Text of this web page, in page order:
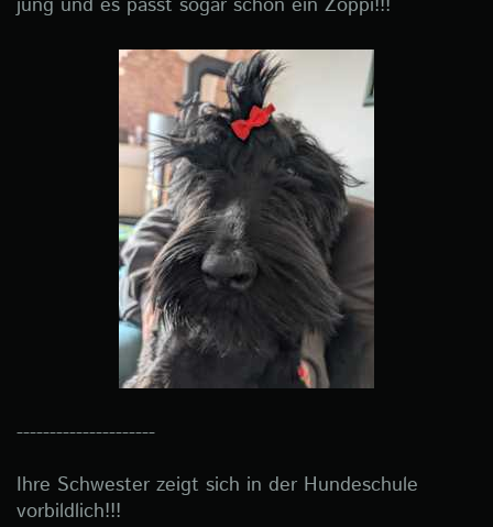
---------------------
Ihre Schwester zeigt sich in der Hundeschule
vorbildlich!!!